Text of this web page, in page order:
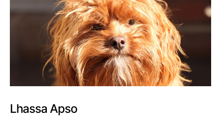
Lhassa Apso